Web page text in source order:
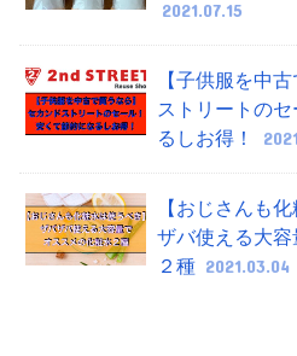
2021.07.15
【子供服を中
ストリートの
るしお得！
【おじさんも
ザバ使える大
２種 2021.03.04